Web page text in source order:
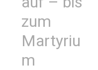
zum
Martyriu
m